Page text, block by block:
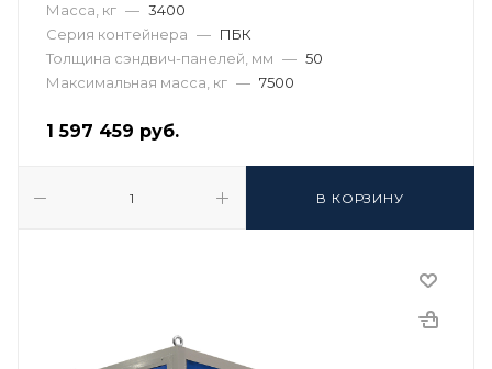
Масса, кг — 3400
Серия контейнера — ПБК
Толщина сэндвич-панелей, мм — 50
Максимальная масса, кг — 7500
1 597 459 руб.
В КОРЗИНУ